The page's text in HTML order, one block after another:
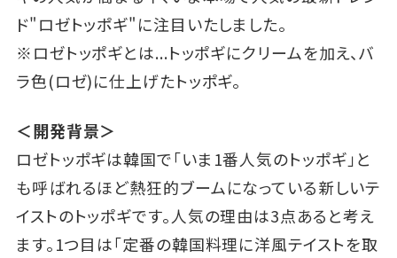
ド"ロゼトッポギ"に注目いたしました。
※ロゼトッポギとは...トッポギにクリームを加え、バ
ラ色(ロゼ)に仕上げたトッポギ。
＜開発背景＞
ロゼトッポギは韓国で「いま1番人気のトッポギ」と
も呼ばれるほど熱狂的ブームになっている新しいテ
イストのトッポギです。人気の理由は3点あると考え
ます。1つ目は「定番の韓国料理に洋風テイストを取